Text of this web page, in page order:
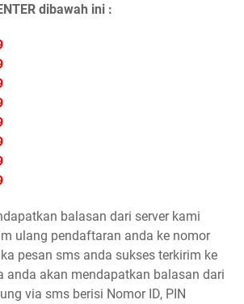
dibawah ini :
balasan dari server kami
ulang pendaftaran anda ke nomor
pesan sms anda sukses terkirim ke
anda akan mendapatkan balasan dari
via sms berisi Nomor ID, PIN